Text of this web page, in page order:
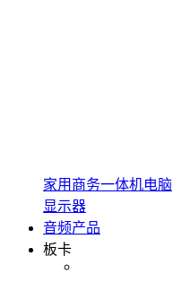
家用商务一体机电脑
显示器
音频产品
板卡